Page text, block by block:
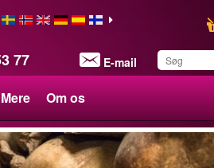
77 E-mail
Mere Om os
Du har gemt
produkt på din